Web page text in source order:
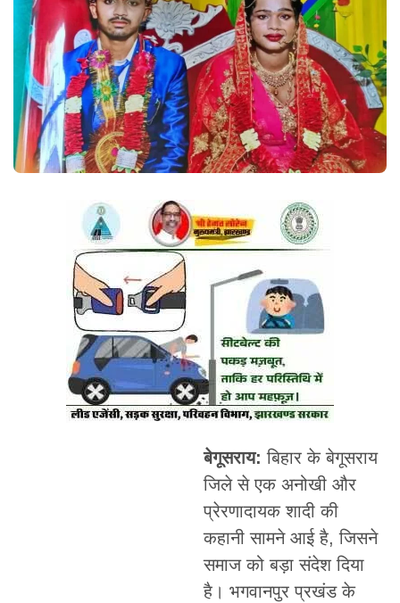
बेगूसराय: बिहार के बेगूसराय
जिले से एक अनोखी और
प्रेरणादायक शादी की
कहानी सामने आई है, जिसने
समाज को बड़ा संदेश दिया
है। भगवानपुर प्रखंड के